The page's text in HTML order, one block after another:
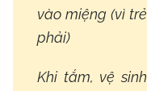
vào miệng (vì
phải)
Khi tắm, vệ